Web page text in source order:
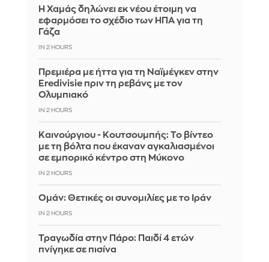
Η Χαμάς δηλώνει εκ νέου έτοιμη να
εφαρμόσει το σχέδιο των ΗΠΑ για τη
Γάζα
IN 2 HOURS
Πρεμιέρα με ήττα για τη Ναϊμέγκεν στην
Eredivisie πριν τη ρεβάνς με τον
Ολυμπιακό
IN 2 HOURS
Καινούργιου - Κουτσουμπής: Το βίντεο
με τη βόλτα που έκαναν αγκαλιασμένοι
σε εμπορικό κέντρο στη Μύκονο
IN 2 HOURS
Ομάν: Θετικές οι συνομιλίες με το Ιράν
IN 2 HOURS
Τραγωδία στην Πάρο: Παιδί 4 ετών
πνίγηκε σε πισίνα